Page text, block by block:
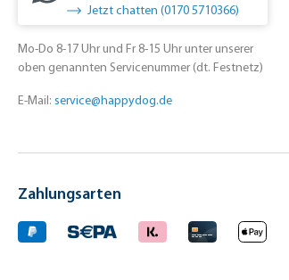
Jetzt chatten (0170 5710366)
Mo-Do 8-17 Uhr und Fr 8-15 Uhr unter unserer
oben genannten Servicenummer (dt. Festnetz)
E-Mail: service@happydog.de
Zahlungsarten